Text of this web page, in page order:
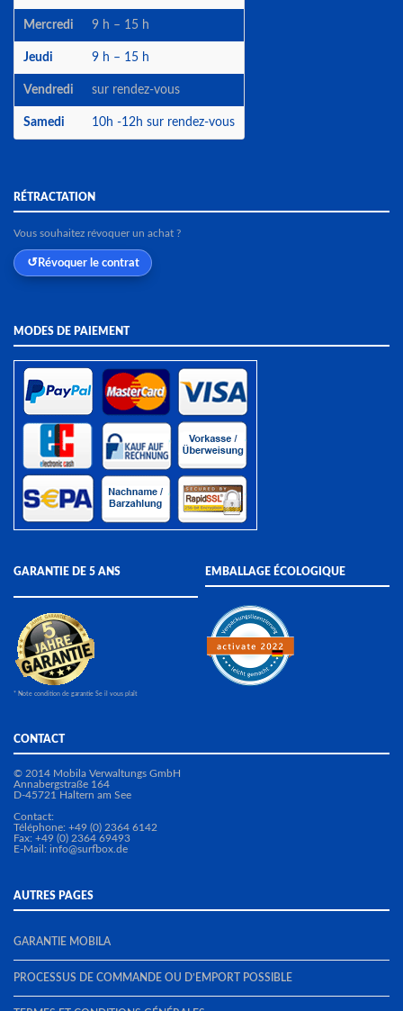
Mercredi 9 h – 15 h
Jeudi 9 h – 15 h
Vendredi sur rendez-vous
Samedi 10h -12h sur rendez-vous
RÉTRACTATION
Vous souhaitez révoquer un achat ?
Révoquer le contrat
MODES DE PAIEMENT
GARANTIE DE 5 ANS
* Note condition de garantie Se il vous plaît
EMBALLAGE ÉCOLOGIQUE
CONTACT
© 2014 Mobila Verwaltungs GmbH
Annabergstraße 164
D-45721 Haltern am See
Contact:
Téléphone: +49 (0) 2364 6142
Fax: +49 (0) 2364 69493
E-Mail: info@surfbox.de
AUTRES PAGES
GARANTIE MOBILA
PROCESSUS DE COMMANDE OU D’EMPORT POSSIBLE